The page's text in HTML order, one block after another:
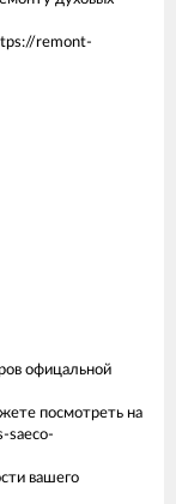
remont-
офицальной
посмотреть на
saeco-
вашего